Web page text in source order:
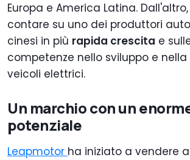
Europa e America Latina.
contare su uno dei produttori
cinesi in più rapida crescita e
competenze nello sviluppo e
veicoli elettrici.
Un marchio con un
potenziale
Leapmotor ha iniziato a vendere